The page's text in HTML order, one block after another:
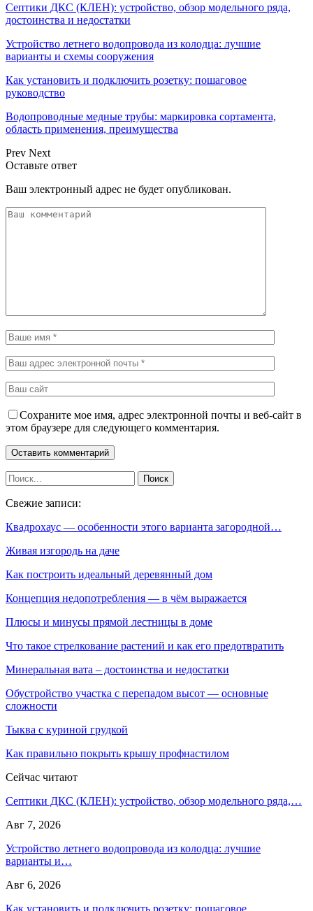
Септики ДКС (КЛЕН): устройство, обзор модельного ряда,
достоинства и недостатки
Устройство летнего водопровода из колодца: лучшие
варианты и схемы сооружения
Как установить и подключить розетку: пошаговое
руководство
Водопроводные медные трубы: маркировка сортамента,
область применения, преимущества
Prev Next
Оставьте ответ
Ваш электронный адрес не будет опубликован.
Сохраните мое имя, адрес электронной почты и веб-сайт в
этом браузере для следующего комментария.
Свежие записи:
Квадрохаус — особенности этого варианта загородной…
Живая изгородь на даче
Как построить идеальный деревянный дом
Концепция недопотребления — в чём выражается
Плюсы и минусы прямой лестницы в доме
Что такое стрелкование растений и как его предотвратить
Минеральная вата – достоинства и недостатки
Обустройство участка с перепадом высот — основные
сложности
Тыква с куриной грудкой
Как правильно покрыть крышу профнастилом
Сейчас читают
Септики ДКС (КЛЕН): устройство, обзор модельного ряда,…
Авг 7, 2026
Устройство летнего водопровода из колодца: лучшие
варианты и…
Авг 6, 2026
Как установить и подключить розетку: пошаговое